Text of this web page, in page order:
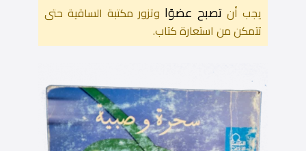
يجب أن تصبح عضوًا وتزور مكتبة الساقية حتى
تتمكن من استعارة كتاب.